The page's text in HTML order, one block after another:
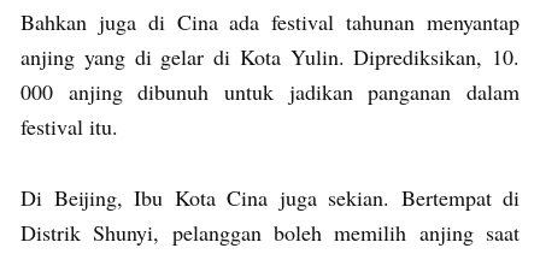
Bahkan juga di Cina ada festival tahunan menyantap
anjing yang di gelar di Kota Yulin. Diprediksikan, 10.
000 anjing dibunuh untuk jadikan panganan dalam
festival itu.
Di Beijing, Ibu Kota Cina juga sekian. Bertempat di
Distrik Shunyi, pelanggan boleh memilih anjing saat